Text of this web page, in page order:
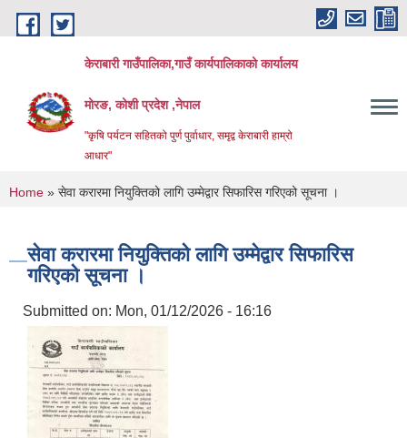
Skip to main content
केराबारी गाउँपालिका,गाउँ कार्यपालिकाको कार्यालय
मोरङ, कोशी प्रदेश ,नेपाल
"कृषि पर्यटन सहितको पुर्ण पुर्वाधार, समृद्व केराबारी हाम्रो
आधार"
You are here
Home » सेवा करारमा नियुक्तिको लागि उम्मेद्वार सिफारिस गरिएको सूचना ।
सेवा करारमा नियुक्तिको लागि उम्मेद्वार सिफारिस
गरिएको सूचना ।
Submitted on: Mon, 01/12/2026 - 16:16